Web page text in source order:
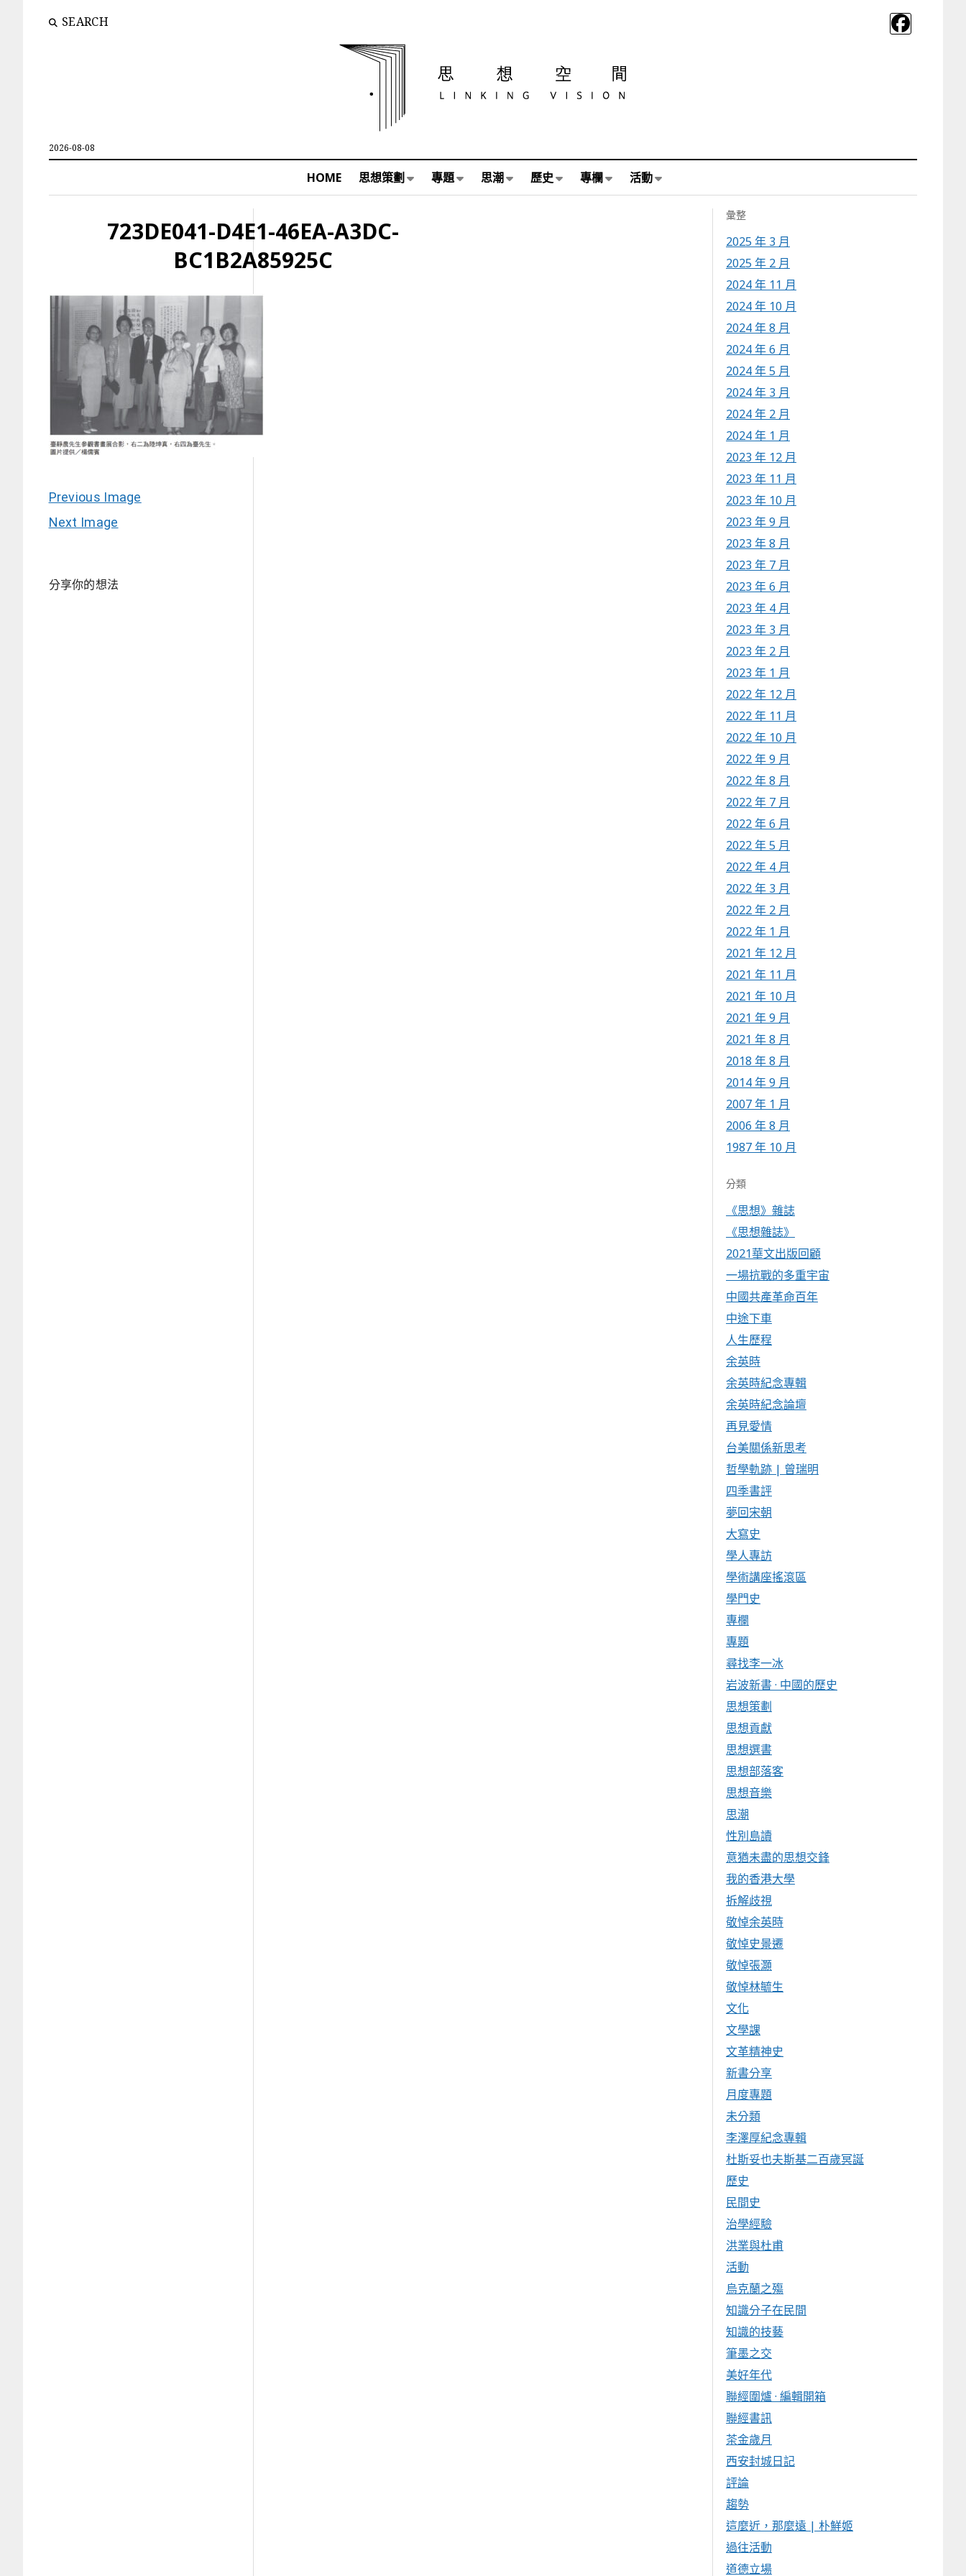
SEARCH
2026-08-08
HOME 思想策劃 專題 思潮 歷史 專欄 活動
723DE041-D4E1-46EA-A3DC-
BC1B2A85925C
Previous Image
Next Image
分享你的想法
彙整
2025 年 3 月
2025 年 2 月
2024 年 11 月
2024 年 10 月
2024 年 8 月
2024 年 6 月
2024 年 5 月
2024 年 3 月
2024 年 2 月
2024 年 1 月
2023 年 12 月
2023 年 11 月
2023 年 10 月
2023 年 9 月
2023 年 8 月
2023 年 7 月
2023 年 6 月
2023 年 4 月
2023 年 3 月
2023 年 2 月
2023 年 1 月
2022 年 12 月
2022 年 11 月
2022 年 10 月
2022 年 9 月
2022 年 8 月
2022 年 7 月
2022 年 6 月
2022 年 5 月
2022 年 4 月
2022 年 3 月
2022 年 2 月
2022 年 1 月
2021 年 12 月
2021 年 11 月
2021 年 10 月
2021 年 9 月
2021 年 8 月
2018 年 8 月
2014 年 9 月
2007 年 1 月
2006 年 8 月
1987 年 10 月
分類
《思想》雜誌
《思想雜誌》
2021華文出版回顧
一場抗戰的多重宇宙
中國共產革命百年
中途下車
人生歷程
余英時
余英時紀念專輯
余英時紀念論壇
再見愛情
台美關係新思考
哲學軌跡 | 曾瑞明
四季書評
夢回宋朝
大寫史
學人專訪
學術講座搖滾區
學門史
專欄
專題
尋找李一冰
岩波新書 · 中國的歷史
思想策劃
思想貢獻
思想選書
思想部落客
思想音樂
思潮
性別島讀
意猶未盡的思想交鋒
我的香港大學
拆解歧視
敬悼余英時
敬悼史景遷
敬悼張灝
敬悼林毓生
文化
文學課
文革精神史
新書分享
月度專題
未分類
李澤厚紀念專輯
杜斯妥也夫斯基二百歲冥誕
歷史
民間史
治學經驗
洪業與杜甫
活動
烏克蘭之殤
知識分子在民間
知識的技藝
筆墨之交
美好年代
聯經圍爐 · 編輯開箱
聯經書訊
茶金歲月
西安封城日記
評論
趨勢
這麼近，那麼遠 | 朴鮮姬
過往活動
道德立場